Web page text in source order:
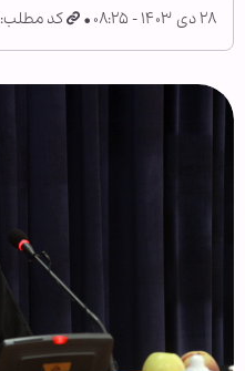
۲۸ دی ۱۴۰۳ - ۰۸:۲۵ کد مطلب: